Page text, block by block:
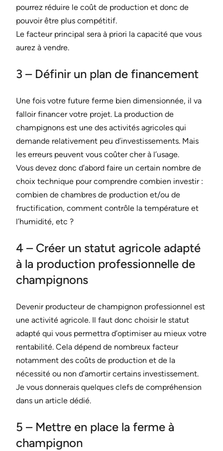
pourrez réduire le coût de production et donc de
pouvoir être plus compétitif.
Le facteur principal sera à priori la capacité que vous
aurez à vendre.
3 – Définir un plan de financement
Une fois votre future ferme bien dimensionnée, il va
falloir financer votre projet. La production de
champignons est une des activités agricoles qui
demande relativement peu d’investissements. Mais
les erreurs peuvent vous coûter cher à l’usage.
Vous devez donc d’abord faire un certain nombre de
choix technique pour comprendre combien investir :
combien de chambres de production et/ou de
fructification, comment contrôle la température et
l’humidité, etc ?
4 – Créer un statut agricole adapté
à la production professionnelle de
champignons
Devenir producteur de champignon professionnel est
une activité agricole. Il faut donc choisir le statut
adapté qui vous permettra d’optimiser au mieux votre
rentabilité. Cela dépend de nombreux facteur
notamment des coûts de production et de la
nécessité ou non d’amortir certains investissement.
Je vous donnerais quelques clefs de compréhension
dans un article dédié.
5 – Mettre en place la ferme à
champignon